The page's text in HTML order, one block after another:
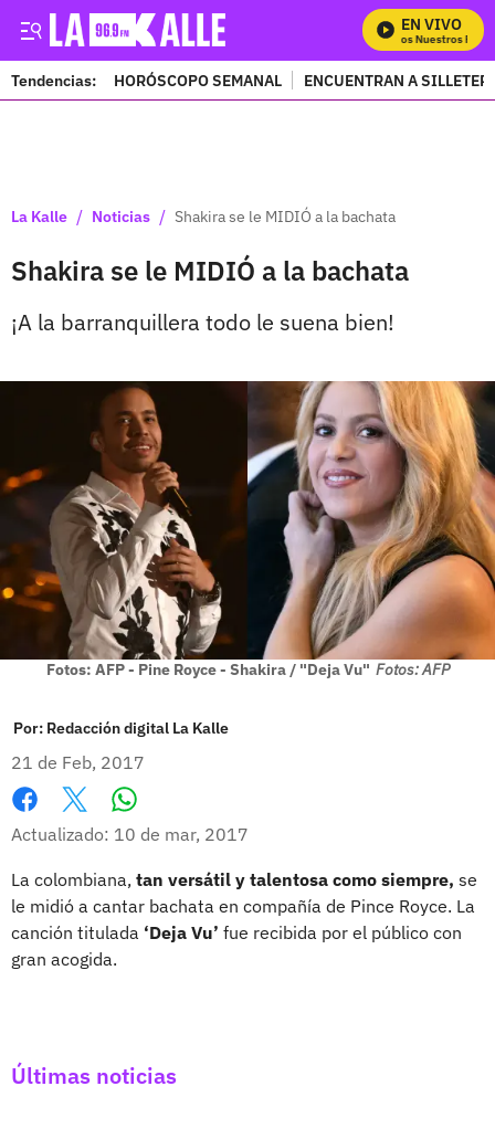
EN VIVO
Mira Todos Nuestros
Tendencias: HORÓSCOPO SEMANAL ENCUENTRAN A
La Kalle / Noticias / Shakira se le MIDIÓ a la bachata
Shakira se le MIDIÓ a la bachata
¡A la barranquillera todo le suena bien!
Fotos: AFP - Pine Royce - Shakira / "Deja Vu" Fotos: AFP
Por: Redacción digital La Kalle
21 de Feb, 2017
Facebook
X
Actualizado: 10 de mar, 2017
La colombiana, tan versátil y talentosa como siempre, se
le midió a cantar bachata en compañía de Pince Royce. La
canción titulada ‘Deja Vu’ fue recibida por el público con
gran acogida.
Últimas noticias